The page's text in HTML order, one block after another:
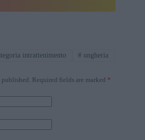
intrattenimento # ungheria
published. Required fields are marked *